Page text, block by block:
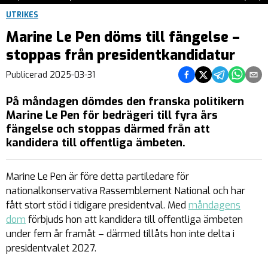
UTRIKES
Marine Le Pen döms till fängelse –
stoppas från presidentkandidatur
Publicerad 2025-03-31 Dela på Facebook
Dela på Twitter
Dela påDela på
Dela
På måndagen dömdes den franska politikern
Marine Le Pen för bedrägeri till fyra års
fängelse och stoppas därmed från att
kandidera till offentliga ämbeten.
Marine Le Pen är före detta partiledare för
nationalkonservativa Rassemblement National och har
fått stort stöd i tidigare presidentval. Med måndagens
dom förbjuds hon att kandidera till offentliga ämbeten
under fem år framåt – därmed tillåts hon inte delta i
presidentvalet 2027.